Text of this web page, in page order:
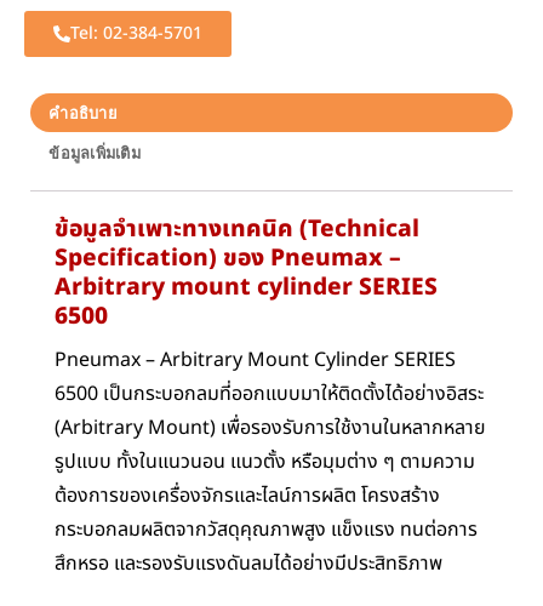
Tel: 02-384-5701
คำอธิบาย
ข้อมูลเพิ่มเติม
ข้อมูลจำเพาะทางเทคนิค (Technical
Specification) ของ Pneumax –
Arbitrary mount cylinder SERIES
6500
Pneumax – Arbitrary Mount Cylinder SERIES
6500 เป็นกระบอกลมที่ออกแบบมาให้ติดตั้งได้อย่างอิสระ
(Arbitrary Mount) เพื่อรองรับการใช้งานในหลากหลาย
รูปแบบ ทั้งในแนวนอน แนวตั้ง หรือมุมต่าง ๆ ตามความ
ต้องการของเครื่องจักรและไลน์การผลิต โครงสร้าง
กระบอกลมผลิตจากวัสดุคุณภาพสูง แข็งแรง ทนต่อการ
สึกหรอ และรองรับแรงดันลมได้อย่างมีประสิทธิภาพ